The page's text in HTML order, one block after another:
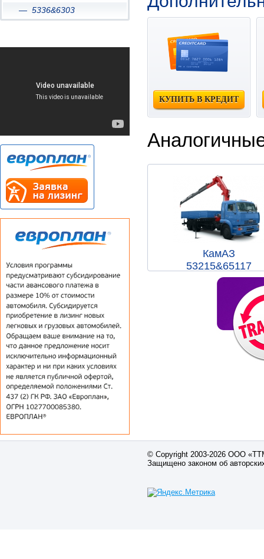
КУПИТЬ В КРЕДИТ
КамАЗ
53215&65117
5336&6303
© Copyright 2003-2026 ООО
Защищено законом об